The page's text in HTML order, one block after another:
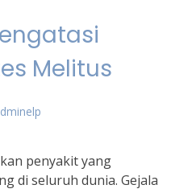
Melitus
penyakit yang
di seluruh dunia. Gejala